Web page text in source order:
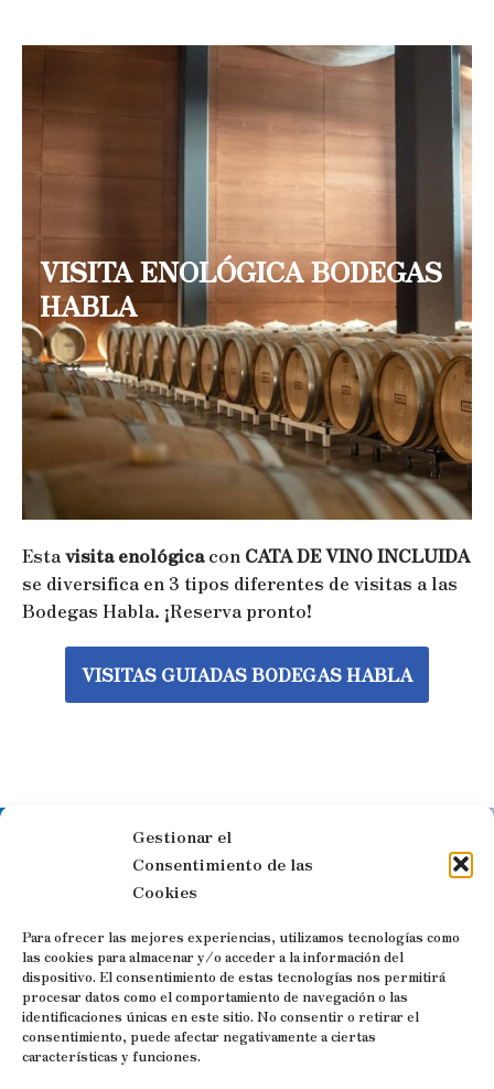
Gestionar el
Consentimiento de las
Cookies
Para ofrecer las mejores experiencias, utilizamos tecnologías como
las cookies para almacenar y/o acceder a la información del
dispositivo. El consentimiento de estas tecnologías nos permitirá
procesar datos como el comportamiento de navegación o las
identificaciones únicas en este sitio. No consentir o retirar el
consentimiento, puede afectar negativamente a ciertas
características y funciones.
VISITA ENOLÓGICA BODEGAS
HABLA
Estavisita enológicacon CATA DE VINO INCLUIDA
se diversifica en 3 tipos diferentes de visitas a las
Bodegas Habla. ¡Reserva pronto!
VISITAS GUIADAS BODEGAS HABLA
Síguenos en las redes sociales
Visitas guiadas y Free Tours por
Trujillo